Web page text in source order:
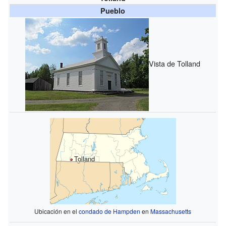
Pueblo
Vista de Tolland
Tolland
Ubicación en elcondado de Hampden enMassachusetts